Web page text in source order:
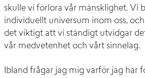
skulle vi förlora vår mänsklighet. Vi
individuellt universum inom oss,
det viktigt att vi ständigt utvidgar
vår medvetenhet och vårt sinnelag.
Ibland frågar jag mig varför jag har